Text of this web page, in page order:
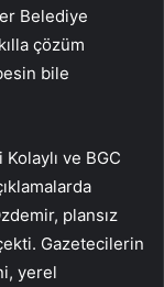
Belediye
çözüm
bile
ve BGC
plansız
Gazetecilerin
yerel